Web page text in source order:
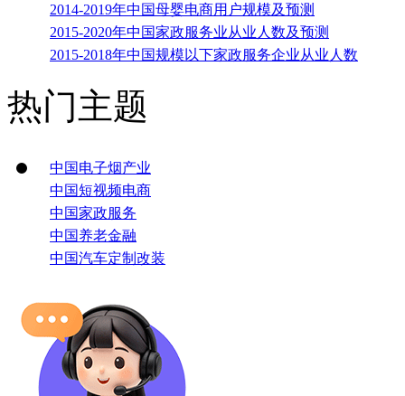
2014-2019年中国母婴电商用户规模及预测
2015-2020年中国家政服务业从业人数及预测
2015-2018年中国规模以下家政服务企业从业人数
热门主题
中国电子烟产业
中国短视频电商
中国家政服务
中国养老金融
中国汽车定制改装